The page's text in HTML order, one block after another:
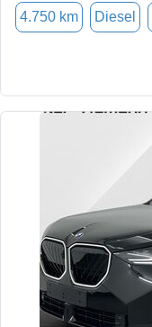
4.750 km Diesel